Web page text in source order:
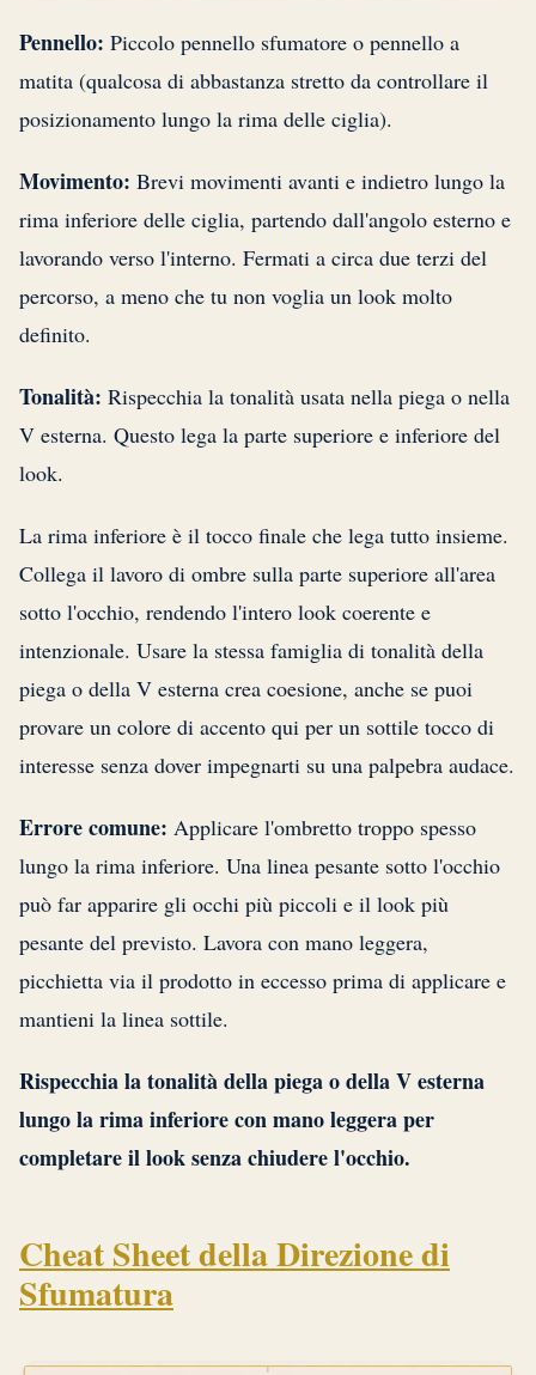
Pennello: Piccolo pennello sfumatore o pennello a
matita (qualcosa di abbastanza stretto da controllare il
posizionamento lungo la rima delle ciglia).
Movimento: Brevi movimenti avanti e indietro lungo la
rima inferiore delle ciglia, partendo dall'angolo esterno e
lavorando verso l'interno. Fermati a circa due terzi del
percorso, a meno che tu non voglia un look molto
definito.
Tonalità: Rispecchia la tonalità usata nella piega o nella
V esterna. Questo lega la parte superiore e inferiore del
look.
La rima inferiore è il tocco finale che lega tutto insieme.
Collega il lavoro di ombre sulla parte superiore all'area
sotto l'occhio, rendendo l'intero look coerente e
intenzionale. Usare la stessa famiglia di tonalità della
piega o della V esterna crea coesione, anche se puoi
provare un colore di accento qui per un sottile tocco di
interesse senza dover impegnarti su una palpebra audace.
Errore comune: Applicare l'ombretto troppo spesso
lungo la rima inferiore. Una linea pesante sotto l'occhio
può far apparire gli occhi più piccoli e il look più
pesante del previsto. Lavora con mano leggera,
picchietta via il prodotto in eccesso prima di applicare e
mantieni la linea sottile.
Rispecchia la tonalità della piega o della V esterna
lungo la rima inferiore con mano leggera per
completare il look senza chiudere l'occhio.
Cheat Sheet della Direzione di
Sfumatura